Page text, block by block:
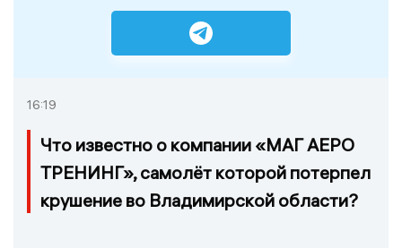
16:19
Что известно о компании «МАГ АЕРО
ТРЕНИНГ», самолёт которой потерпел
крушение во Владимирской области?